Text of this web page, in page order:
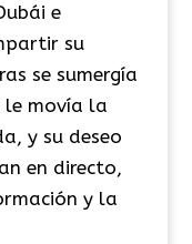
e
su
se sumergía
le movía la
y su deseo
en directo,
y la